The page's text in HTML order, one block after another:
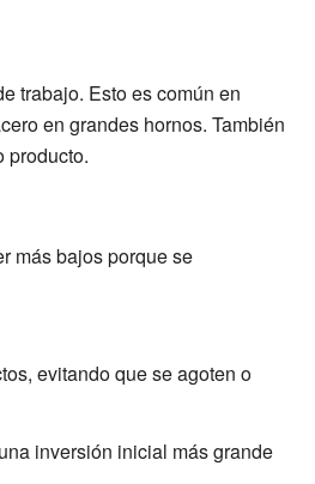
trabajo. Esto es común en
en grandes hornos. También
producto.
más bajos porque se
evitando que se agoten o
inversión inicial más grande